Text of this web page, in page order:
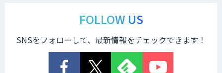
FOLLOW US
SNSをフォローして、最新情報をチェックできます！